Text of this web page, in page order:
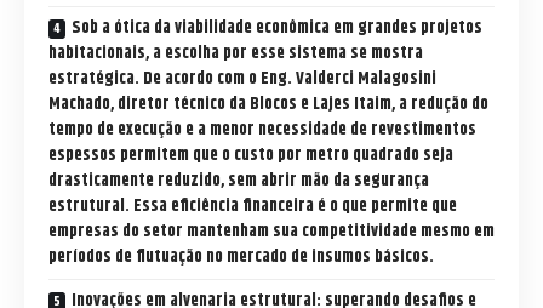
Sob a ótica da viabilidade econômica em grandes projetos
habitacionais, a escolha por esse sistema se mostra
estratégica. De acordo com o Eng. Valderci Malagosini
Machado, diretor técnico da Blocos e Lajes Itaim, a redução do
tempo de execução e a menor necessidade de revestimentos
espessos permitem que o custo por metro quadrado seja
drasticamente reduzido, sem abrir mão da segurança
estrutural. Essa eficiência financeira é o que permite que
empresas do setor mantenham sua competitividade mesmo em
períodos de flutuação no mercado de insumos básicos.
Inovações em alvenaria estrutural: superando desafios e